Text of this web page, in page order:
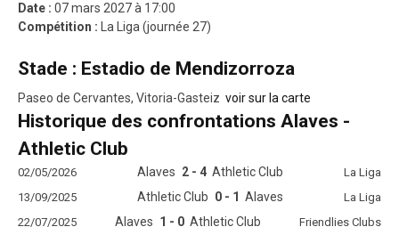
Date : 07 mars 2027 à 17:00
Compétition : La Liga (journée 27)
Stade : Estadio de Mendizorroza
Paseo de Cervantes, Vitoria-Gasteiz voir sur la carte
Historique des confrontations Alaves -
Athletic Club
02/05/2026 Alaves 2 - 4 Athletic Club
La Liga
13/09/2025
Athletic Club 0 - 1 Alaves
La Liga
22/07/2025
Alaves 1 - 0 Athletic Club
Friendlies Clubs